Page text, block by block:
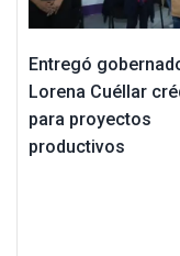
Entregó
Lorena Cuéllar
para proyectos
productivos